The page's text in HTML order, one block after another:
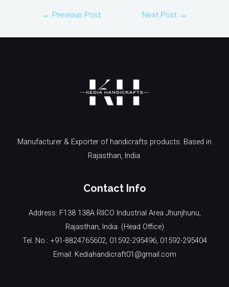
← Previous Post Next Post →
Manufacturer & Exporter of handicrafts products. Based in
Rajasthan, India.
Contact Info
Address: F138 138A RIICO Industrial Area Jhunjhunu,
Rajasthan, India. (Head Office)
Tel. No.: +91-8824765602, 01592-295496, 01592-295404
Email: Kediahandicraft01@gmail.com